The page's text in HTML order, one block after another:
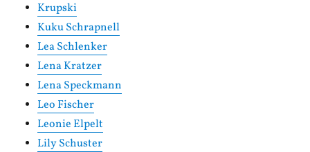
Krupski
Kuku Schrapnell
Lea Schlenker
Lena Kratzer
Lena Speckmann
Leo Fischer
Leonie Elpelt
Lily Schuster